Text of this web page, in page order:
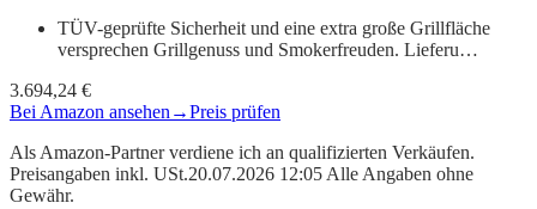
TÜV-geprüfte Sicherheit und eine extra große Grillfläche
versprechen Grillgenuss und Smokerfreuden. Lieferu…
3.694,24 €
Bei Amazon ansehen →Preis prüfen
Als Amazon-Partner verdiene ich an qualifizierten Verkäufen.
Preisangaben inkl. USt.20.07.2026 12:05 Alle Angaben ohne
Gewähr.